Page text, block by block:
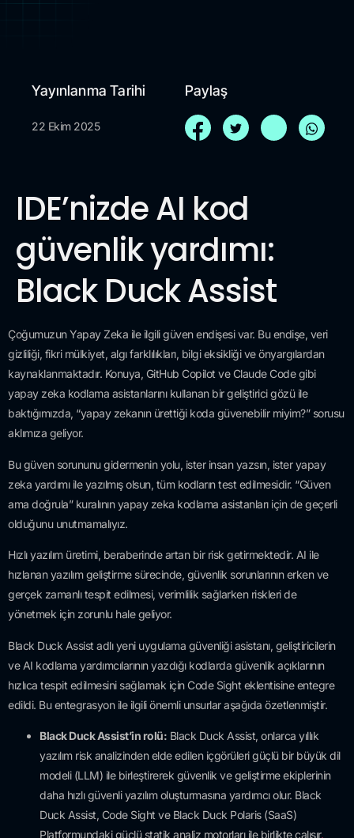
Yayınlanma Tarihi
22 Ekim 2025
Paylaş
IDE’nizde AI kod
güvenlik yardımı:
Black Duck Assist
Çoğumuzun Yapay Zeka ile ilgili güven endişesi var. Bu endişe, veri
gizliliği, fikri mülkiyet, algı farklılıkları, bilgi eksikliği ve önyargılardan
kaynaklanmaktadır. Konuya, GitHub Copilot ve Claude Code gibi
yapay zeka kodlama asistanlarını kullanan bir geliştirici gözü ile
baktığımızda, “yapay zekanın ürettiği koda güvenebilir miyim?” sorusu
aklımıza geliyor.
Bu güven sorununu gidermenin yolu, ister insan yazsın, ister yapay
zeka yardımı ile yazılmış olsun, tüm kodların test edilmesidir. “Güven
ama doğrula” kuralının yapay zeka kodlama asistanları için de geçerli
olduğunu unutmamalıyız.
Hızlı yazılım üretimi, beraberinde artan bir risk getirmektedir. AI ile
hızlanan yazılım geliştirme sürecinde, güvenlik sorunlarının erken ve
gerçek zamanlı tespit edilmesi, verimlilik sağlarken riskleri de
yönetmek için zorunlu hale geliyor.
Black Duck Assist adlı yeni uygulama güvenliği asistanı, geliştiricilerin
ve AI kodlama yardımcılarının yazdığı kodlarda güvenlik açıklarının
hızlıca tespit edilmesini sağlamak için Code Sight eklentisine entegre
edildi. Bu entegrasyon ile ilgili önemli unsurlar aşağıda özetlenmiştir.
Black Duck Assist’in rolü: Black Duck Assist, onlarca yıllık
yazılım risk analizinden elde edilen içgörüleri güçlü bir büyük dil
modeli (LLM) ile birleştirerek güvenlik ve geliştirme ekiplerinin
daha hızlı güvenli yazılım oluşturmasına yardımcı olur. Black
Duck Assist, Code Sight ve Black Duck Polaris (SaaS)
Platformundaki güçlü statik analiz motorları ile birlikte çalışır.